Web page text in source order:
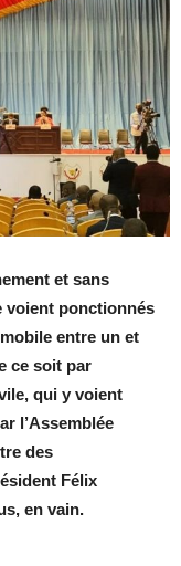
et sans
voient ponctionnés
entre un et
ce soit par
qui y voient
l’Assemblée
des
Félix
en vain.